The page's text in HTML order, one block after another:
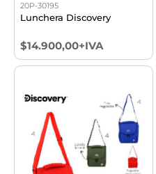
20P-30195
Lunchera Discovery
$14.900,00+IVA